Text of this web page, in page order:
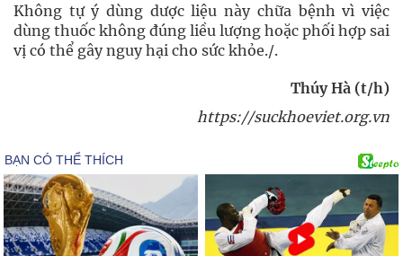
Không tự ý dùng dược liệu này chữa bệnh vì việc
dùng thuốc không đúng liều lượng hoặc phối hợp sai
vị có thể gây nguy hại cho sức khỏe./.
Thúy Hà (t/h)
https://suckhoeviet.org.vn